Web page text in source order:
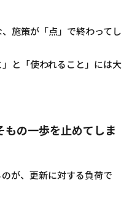
施策が「点」で終わってし
と「使われること」には大
の一歩を止めてしま
が、更新に対する負荷で